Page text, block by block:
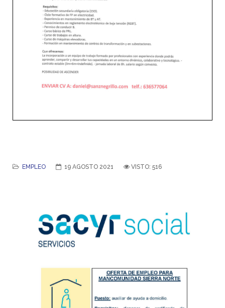
EMPLEO 19 AGOSTO 2021 VISTO: 516